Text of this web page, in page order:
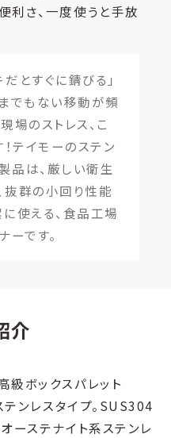
利さ、一度使うと手放
とすぐに錆びる」
までもない移動が頻
場のストレス、こ
テイモーのステン
品は、厳しい衛生
抜群の小回り性能
使える、食品工場
ーです。
介
ボックスパレット
ンレスタイプ。SUS304
ーステナイト系ステンレ